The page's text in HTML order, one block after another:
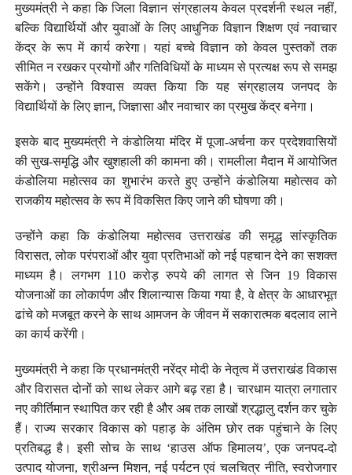
मुख्यमंत्री ने कहा कि जिला विज्ञान संग्रहालय केवल प्रदर्शनी स्थल नहीं,
बल्कि विद्यार्थियों और युवाओं के लिए आधुनिक विज्ञान शिक्षण एवं नवाचार
केंद्र के रूप में कार्य करेगा। यहां बच्चे विज्ञान को केवल पुस्तकों तक
सीमित न रखकर प्रयोगों और गतिविधियों के माध्यम से प्रत्यक्ष रूप से समझ
सकेंगे। उन्होंने विश्वास व्यक्त किया कि यह संग्रहालय जनपद के
विद्यार्थियों के लिए ज्ञान, जिज्ञासा और नवाचार का प्रमुख केंद्र बनेगा।
इसके बाद मुख्यमंत्री ने कंडोलिया मंदिर में पूजा-अर्चना कर प्रदेशवासियों
की सुख-समृद्धि और खुशहाली की कामना की। रामलीला मैदान में आयोजित
कंडोलिया महोत्सव का शुभारंभ करते हुए उन्होंने कंडोलिया महोत्सव को
राजकीय महोत्सव के रूप में विकसित किए जाने की घोषणा की।
उन्होंने कहा कि कंडोलिया महोत्सव उत्तराखंड की समृद्ध सांस्कृतिक
विरासत, लोक परंपराओं और युवा प्रतिभाओं को नई पहचान देने का सशक्त
माध्यम है। लगभग 110 करोड़ रुपये की लागत से जिन 19 विकास
योजनाओं का लोकार्पण और शिलान्यास किया गया है, वे क्षेत्र के आधारभूत
ढांचे को मजबूत करने के साथ आमजन के जीवन में सकारात्मक बदलाव लाने
का कार्य करेंगी।
मुख्यमंत्री ने कहा कि प्रधानमंत्री नरेंद्र मोदी के नेतृत्व में उत्तराखंड विकास
और विरासत दोनों को साथ लेकर आगे बढ़ रहा है। चारधाम यात्रा लगातार
नए कीर्तिमान स्थापित कर रही है और अब तक लाखों श्रद्धालु दर्शन कर चुके
हैं। राज्य सरकार विकास को पहाड़ के अंतिम छोर तक पहुंचाने के लिए
प्रतिबद्ध है। इसी सोच के साथ ‘हाउस ऑफ हिमालय’, एक जनपद-दो
उत्पाद योजना, श्रीअन्न मिशन, नई पर्यटन एवं चलचित्र नीति, स्वरोजगार